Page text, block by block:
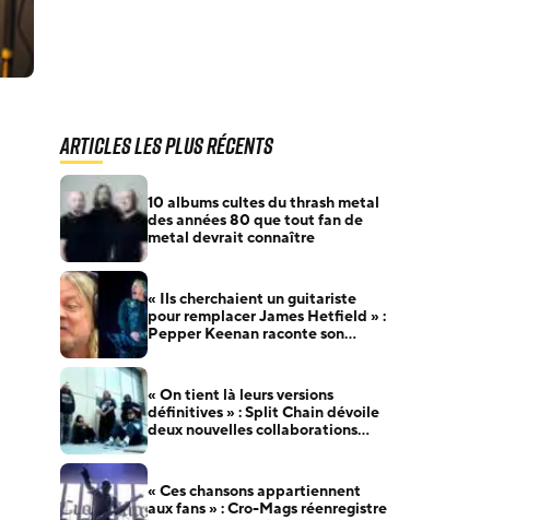
Articles les plus récents
10 albums cultes du thrash metal
des années 80 que tout fan de
metal devrait connaître
« Ils cherchaient un guitariste
pour remplacer James Hetfield » :
Pepper Keenan raconte son
« On tient là leurs versions
définitives » : Split Chain dévoile
deux nouvelles collaborations
« Ces chansons appartiennent
aux fans » : Cro-Mags réenregistre